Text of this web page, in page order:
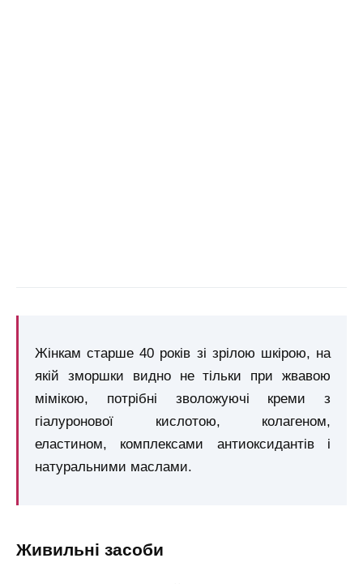
Жінкам старше 40 років зі зрілою шкірою, на
якій зморшки видно не тільки при жвавою
мімікою, потрібні зволожуючі креми з
гіалуронової кислотою, колагеном,
еластином, комплексами антиоксидантів і
натуральними маслами.
живильні засоби